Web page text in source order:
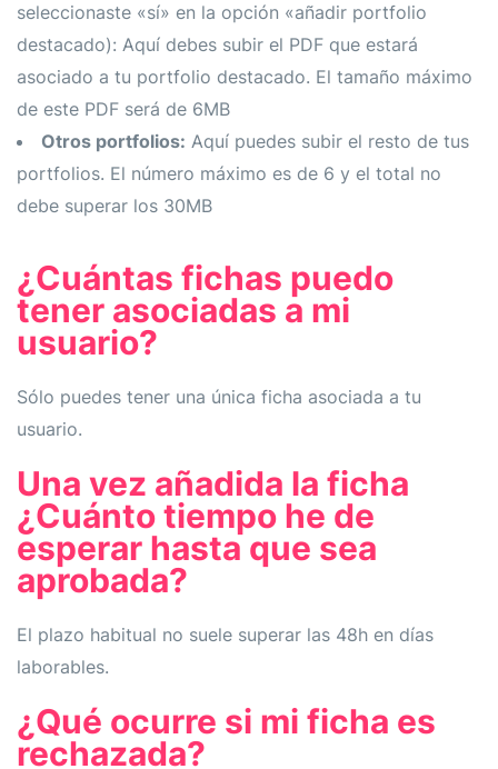
seleccionaste «sí» en la opción «añadir portfolio
destacado): Aquí debes subir el PDF que estará
asociado a tu portfolio destacado. El tamaño máximo
de este PDF será de 6MB
Otros portfolios: Aquí puedes subir el resto de tus
portfolios. El número máximo es de 6 y el total no
debe superar los 30MB
¿Cuántas fichas puedo
tener asociadas a mi
usuario?
Sólo puedes tener una única ficha asociada a tu
usuario.
Una vez añadida la ficha
¿Cuánto tiempo he de
esperar hasta que sea
aprobada?
El plazo habitual no suele superar las 48h en días
laborables.
¿Qué ocurre si mi ficha es
rechazada?